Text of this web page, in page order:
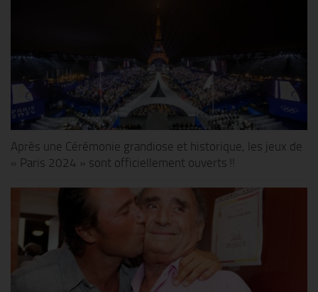
Après une Cérémonie grandiose et historique, les jeux de
« Paris 2024 » sont officiellement ouverts !!